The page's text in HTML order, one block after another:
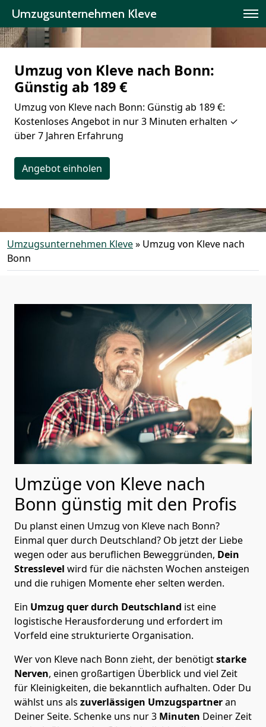
Umzugsunternehmen Kleve
Umzug von Kleve nach Bonn:
Günstig ab 189 €
Umzug von Kleve nach Bonn: Günstig ab 189 €:
Kostenloses Angebot in nur 3 Minuten erhalten ✓
über 7 Jahren Erfahrung
Angebot einholen
Umzugsunternehmen Kleve» Umzug von Kleve nach
Bonn
Umzüge von Kleve nach
Bonn günstig mit den Profis
Du planst einen Umzug von Kleve nach Bonn?
Einmal quer durch Deutschland? Ob jetzt der Liebe
wegen oder aus beruflichen Beweggründen, Dein
Stresslevel wird für die nächsten Wochen ansteigen
und die ruhigen Momente eher selten werden.
Ein Umzug quer durch Deutschland ist eine
logistische Herausforderung und erfordert im
Vorfeld eine strukturierte Organisation.
Wer von Kleve nach Bonn zieht, der benötigtstarke
Nerven, einen großartigen Überblick und viel Zeit
für Kleinigkeiten, die bekanntlich aufhalten. Oder Du
wählst uns als zuverlässigen Umzugspartneran
Deiner Seite. Schenke uns nur3 Minuten Deiner Zeit